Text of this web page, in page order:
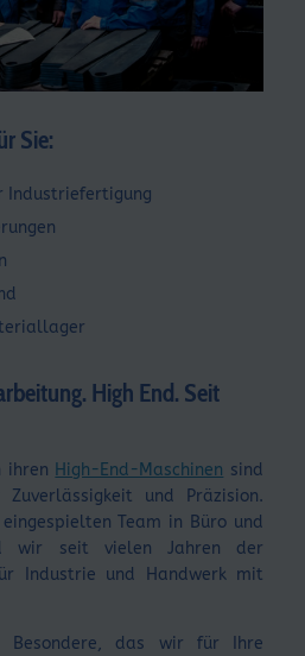
Sie:
Industriefertigung
High End. Seit
ihren High-End-Maschinen sind
und Präzision.
Team in Büro und
wir seit vielen Jahren der
Industrie und Handwerk mit
das wir für Ihre